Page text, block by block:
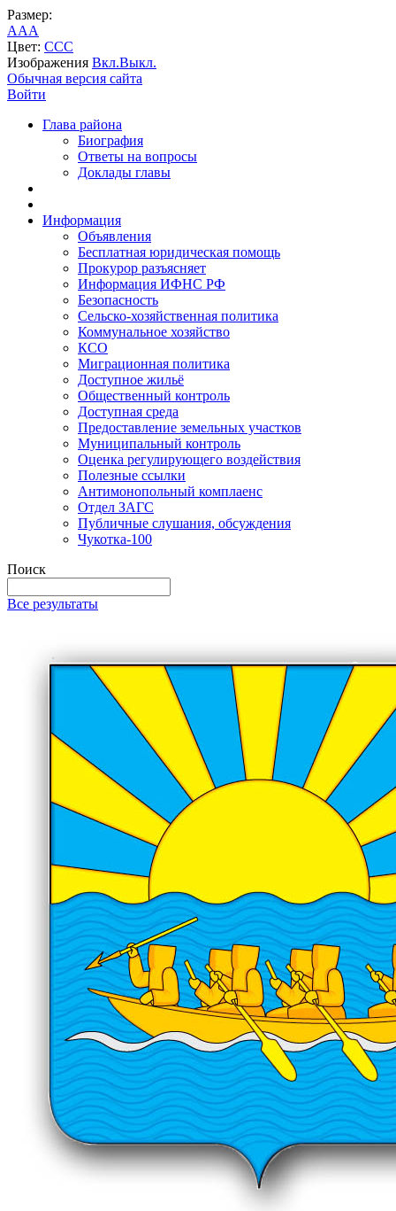
Размер:
AAA
Цвет: CCC
Изображения Вкл.Выкл.
Обычная версия сайта
Войти
Глава района
Биография
Ответы на вопросы
Доклады главы
Информация
Объявления
Бесплатная юридическая помощь
Прокурор разъясняет
Информация ИФНС РФ
Безопасность
Сельско-хозяйственная политика
Коммунальное хозяйство
КСО
Миграционная политика
Доступное жильё
Общественный контроль
Доступная среда
Предоставление земельных участков
Муниципальный контроль
Оценка регулирующего воздействия
Полезные ссылки
Антимонопольный комплаенс
Отдел ЗАГС
Публичные слушания, обсуждения
Чукотка-100
Поиск
Все результаты